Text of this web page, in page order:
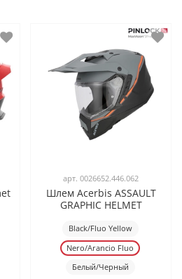
арт. 0026652.446.062
Шлем Acerbis ASSAULT
GRAPHIC HELMET
Black/Fluo Yellow
Nero/Arancio Fluo
Белый/Черный